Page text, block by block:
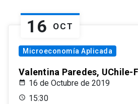
16 OCT
Microeconomía Aplicada
Valentina Paredes, UChile-
16 de Octubre de 2019
15:30